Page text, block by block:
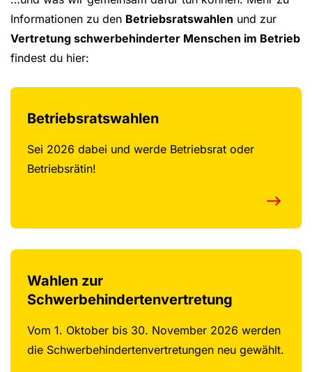
Informationen zu den Betriebsratswahlen und zur
Vertretung schwerbehinderter Menschen im Betrieb
findest du hier:
Betriebsratswahlen
Sei 2026 dabei und werde Betriebsrat oder
Betriebsrätin!
Wahlen zur
Schwerbehindertenvertretung
Vom 1. Oktober bis 30. November 2026 werden
die Schwerbehindertenvertretungen neu gewählt.